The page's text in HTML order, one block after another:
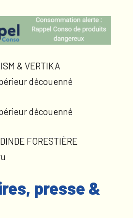
& VERTIKA
découenné
découenné
FORESTIÈRE
presse &